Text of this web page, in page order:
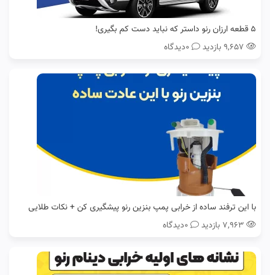
5 قطعه ارزان رنو داستر که نباید دست کم بگیری!
۹,۶۵۷ بازدید
0دیدگاه
با این ترفند ساده از خرابی پمپ بنزین رنو پیشگیری کن + نکات طلایی
۷,۹۶۳ بازدید
0دیدگاه